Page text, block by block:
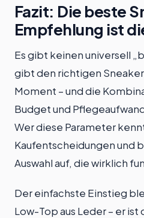
Fazit: Die beste
Empfehlung ist
Es gibt keinen universell
gibt den richtigen
Moment – und die
Budget und
Wer diese Parameter
Kaufentscheidungen und
Auswahl auf, die wirklich
Der einfachste Einstieg
Low-Top aus Leder – er ist